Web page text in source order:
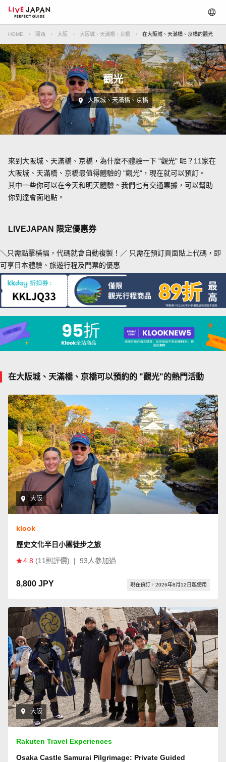
HOME 關西 大阪 大阪城、天滿橋、京橋 在大阪城、天滿橋、京橋的觀光
觀光
大阪城、天滿橋、京橋
來到大阪城、天滿橋、京橋，為什麼不體驗一下 "觀光" 呢？11家在
大阪城、天滿橋、京橋最值得體驗的 "觀光"，現在就可以預訂。
其中一些你可以在今天和明天體驗。我們也有交通票據，可以幫助
你到達會面地點。
LIVEJAPAN 限定優惠券
＼只需點擊橫幅，代碼就會自動複製！／ 只需在預訂頁面貼上代碼，即
可享日本體驗、旅遊行程及門票的優惠
在大阪城、天滿橋、京橋可以預約的 "觀光"的熱門活動
大阪
klook
歷史文化半日小團徒步之旅
4.8 (11則評價) | 93人參加過
8,800 JPY 現在預訂，2026年8月12日起使用
大阪
Rakuten Travel Experiences
Osaka Castle Samurai Pilgrimage: Private Guided